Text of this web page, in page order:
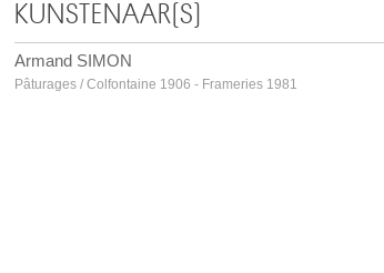
KUNSTENAAR(S)
Armand SIMON
Pâturages / Colfontaine 1906 - Frameries 1981